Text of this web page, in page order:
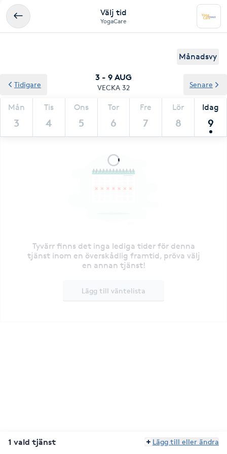
Välj tid
YogaCare
Månadsvy
3 - 9 AUG
VECKA 32
Mån
3
Tis
4
Ons
5
Tor
6
Fre
7
Lör
8
Idag
9
Tidigare Senare
Tyvärr finns det inga lediga tider för denna
tjänst inom en överskådlig framtid, pröva välj
en annan tjänst!
Lägg till väntelista
1 vald tjänst Lägg till eller ändra